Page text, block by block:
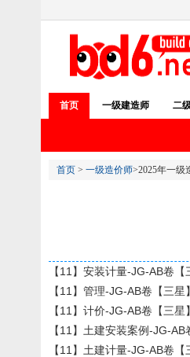
首页 一级建造师 二
首页 > 一级造价师>2025年一级
【11】安装计量-JG-AB卷
【11】管理-JG-AB卷【三
【11】计价-JG-AB卷【三
【11】土建安装案例-JG-
【11】土建计量-JG-AB卷